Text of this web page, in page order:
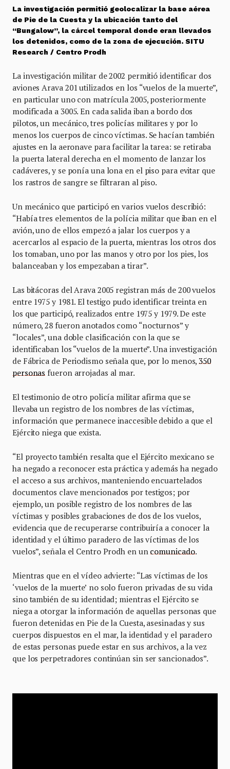
La investigación permitió geolocalizar la base aérea
de Pie de la Cuesta y la ubicación tanto del
“Bungalow”, la cárcel temporal donde eran llevados
los detenidos, como de la zona de ejecución. SITU
Research / Centro Prodh
La investigación militar de 2002 permitió identificar dos
aviones Arava 201 utilizados en los “vuelos de la muerte”,
en particular uno con matrícula 2005, posteriormente
modificada a 3005. En cada salida iban a bordo dos
pilotos, un mecánico, tres policías militares y por lo
menos los cuerpos de cinco víctimas. Se hacían también
ajustes en la aeronave para facilitar la tarea: se retiraba
la puerta lateral derecha en el momento de lanzar los
cadáveres, y se ponía una lona en el piso para evitar que
los rastros de sangre se filtraran al piso.
Un mecánico que participó en varios vuelos describió:
“Había tres elementos de la polícia militar que iban en el
avión, uno de ellos empezó a jalar los cuerpos y a
acercarlos al espacio de la puerta, mientras los otros dos
los tomaban, uno por las manos y otro por los pies, los
balanceaban y los empezaban a tirar”.
Las bitácoras del Arava 2005 registran más de 200 vuelos
entre 1975 y 1981. El testigo pudo identificar treinta en
los que participó, realizados entre 1975 y 1979. De este
número, 28 fueron anotados como “nocturnos” y
“locales”, una doble clasificación con la que se
identificaban los “vuelos de la muerte”. Una investigación
de Fábrica de Periodismo señala que, por lo menos,350
personas fueron arrojadas al mar.
El testimonio de otro policía militar afirma que se
llevaba un registro de los nombres de las víctimas,
información que permanece inaccesible debido a que el
Ejército niega que exista.
“El proyecto también resalta que el Ejército mexicano se
ha negado a reconocer esta práctica y además ha negado
el acceso a sus archivos, manteniendo encuartelados
documentos clave mencionados por testigos; por
ejemplo, un posible registro de los nombres de las
víctimas y posibles grabaciones de dos de los vuelos,
evidencia que de recuperarse contribuiría a conocer la
identidad y el último paradero de las víctimas de los
vuelos”, señala el Centro Prodh en un comunicado.
Mientras que en el vídeo advierte: “Las víctimas de los
‘vuelos de la muerte’ no solo fueron privadas de su vida
sino también de su identidad; mientras el Ejército se
niega a otorgar la información de aquellas personas que
fueron detenidas en Pie de la Cuesta, asesinadas y sus
cuerpos dispuestos en el mar, la identidad y el paradero
de estas personas puede estar en sus archivos, a la vez
que los perpetradores continúan sin ser sancionados”.